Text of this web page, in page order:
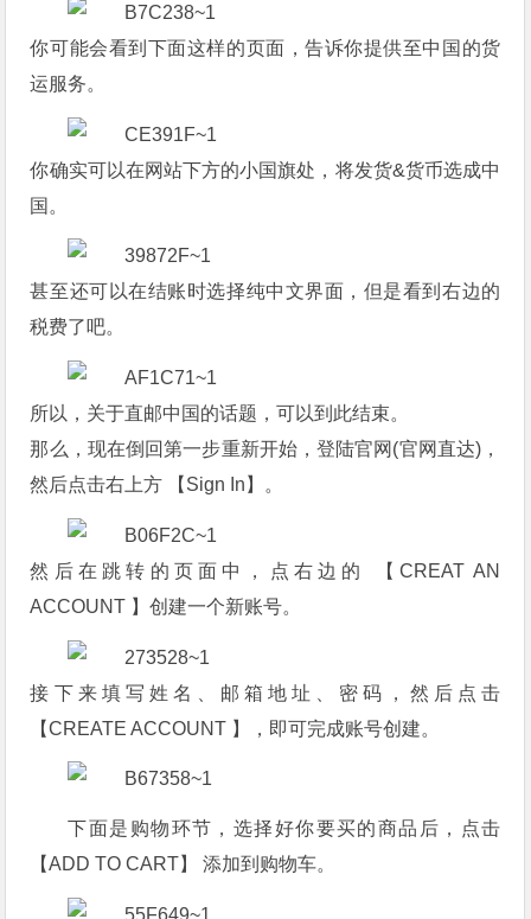
你可能会看到下面这样的页面，告诉你提供至中国的货
运服务。
你确实可以在网站下方的小国旗处，将发货&货币选成中
国。
甚至还可以在结账时选择纯中文界面，但是看到右边的
税费了吧。
所以，关于直邮中国的话题，可以到此结束。
那么，现在倒回第一步重新开始，登陆官网(官网直达)，
然后点击右上方 【Sign In】。
然后在跳转的页面中，点右边的 【CREAT AN
ACCOUNT 】创建一个新账号。
接下来填写姓名、邮箱地址、密码，然后点击
【CREATE ACCOUNT 】，即可完成账号创建。
下面是购物环节，选择好你要买的商品后，点击
【ADD TO CART】 添加到购物车。